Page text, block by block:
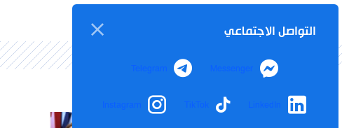
التواصل الاجتماعي
Messenger
Telegram
LinkedIn
TikTok
Instagram